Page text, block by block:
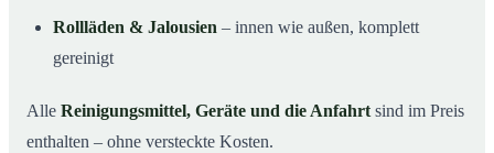
Rollläden & Jalousien – innen wie außen, komplett
gereinigt
Alle Reinigungsmittel, Geräte und die Anfahrt sind im Preis
enthalten – ohne versteckte Kosten.